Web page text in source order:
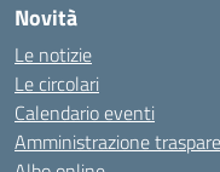
Novità
Le notizie
Le circolari
Calendario eventi
Amministrazione